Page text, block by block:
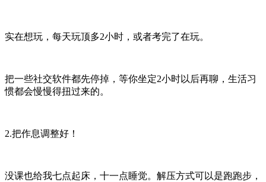
实在想玩，每天玩顶多2小时，或者考完了在玩。
把一些社交软件都先停掉，等你坐定2小时以后再聊，生活习
惯都会慢慢得扭过来的。
2.把作息调整好！
没课也给我七点起床，十一点睡觉。解压方式可以是跑跑步，